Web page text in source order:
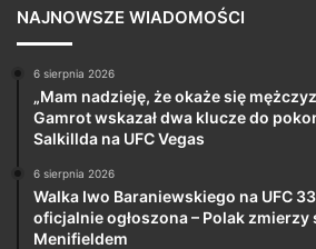
NAJNOWSZE WIADOMOŚCI
6 sierpnia 2026
„Mam nadzieję, że okaże się
Gamrot wskazał dwa klucze do
Salkillda na UFC Vegas
6 sierpnia 2026
Walka Iwo Baraniewskiego na UFC
oficjalnie ogłoszona – Polak zmierzy
Menifieldem